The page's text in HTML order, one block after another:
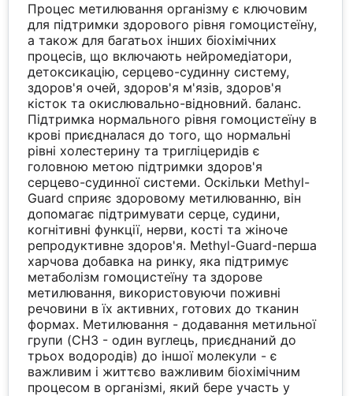
Процес метилювання організму є ключовим
для підтримки здорового рівня гомоцистеїну,
а також для багатьох інших біохімічних
процесів, що включають нейромедіатори,
детоксикацію, серцево-судинну систему,
здоров'я очей, здоров'я м'язів, здоров'я
кісток та окислювально-відновний. баланс.
Підтримка нормального рівня гомоцистеїну в
крові приєдналася до того, що нормальні
рівні холестерину та тригліцеридів є
головною метою підтримки здоров'я
серцево-судинної системи. Оскільки Methyl-
Guard сприяє здоровому метилюванню, він
допомагає підтримувати серце, судини,
когнітивні функції, нерви, кості та жіноче
репродуктивне здоров'я. Methyl-Guard-перша
харчова добавка на ринку, яка підтримує
метаболізм гомоцистеїну та здорове
метилювання, використовуючи поживні
речовини в їх активних, готових до тканин
формах. Метилювання - додавання метильної
групи (CH3 - один вуглець, приєднаний до
трьох водородів) до іншої молекули - є
важливим і життєво важливим біохімічним
процесом в організмі, який бере участь у